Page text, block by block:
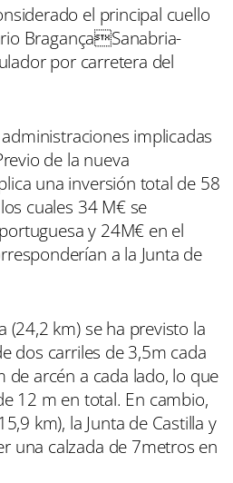
el principal cuello
BragançaSanabria-
por carretera del
implicadas
de la nueva
una inversión total de 58
cuales 34 M€ se
y 24M€ en el
a la Junta de
(24,2 km) se ha previsto la
dos carriles de 3,5m cada
de arcén a cada lado, lo que
12 m en total. En cambio,
km), la Junta de Castilla y
una calzada de 7metros en